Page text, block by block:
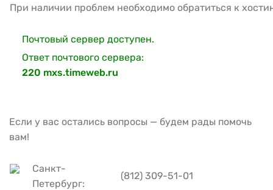
При наличии проблем необходимо обратиться к
Почтовый сервер доступен.
Ответ почтового сервера:
220 mxs.timeweb.ru
Если у вас остались вопросы — будем рады помочь
вам!
Санкт-
Петербург:
(812) 309-51-01